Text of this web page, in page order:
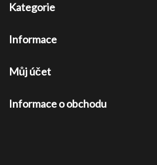
Kategorie
Informace
Můj účet
Informace o obchodu